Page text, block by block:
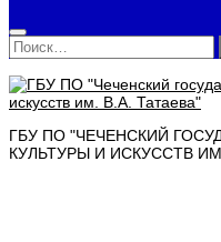
Найти:
ГБУ ПО "ЧЕЧЕНСКИЙ
КУЛЬТУРЫ И ИСКУССТВ